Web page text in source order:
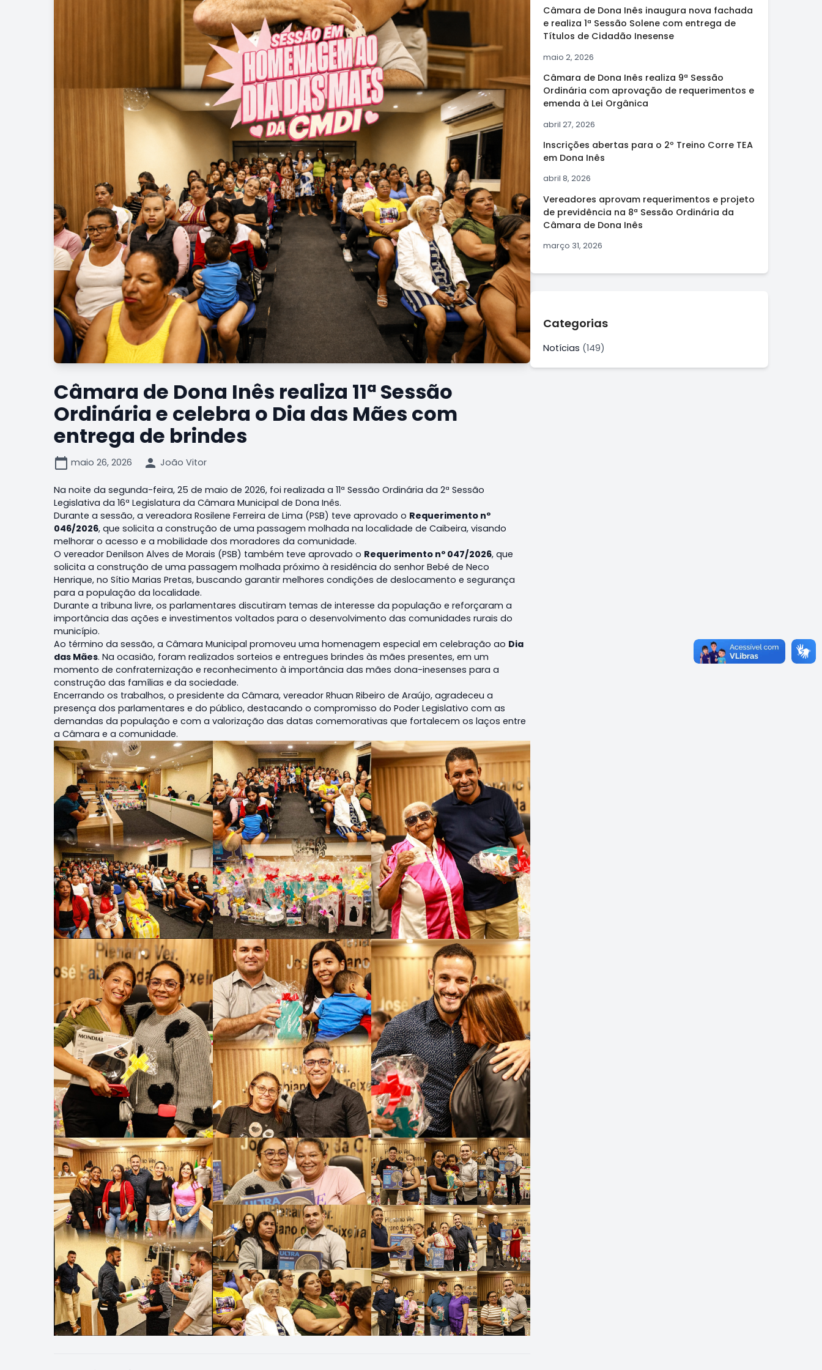
Câmara de Dona Inês realiza 11ª Sessão
Ordinária e celebra o Dia das Mães com
entrega de brindes
calendar_today maio 26, 2026 person João Vitor
Na noite da segunda-feira, 25 de maio de 2026, foi realizada a 11ª Sessão Ordinária da 2ª Sessão
Legislativa da 16ª Legislatura da Câmara Municipal de Dona Inês.
Durante a sessão, a vereadora Rosilene Ferreira de Lima (PSB) teve aprovado o Requerimento nº
046/2026, que solicita a construção de uma passagem molhada na localidade de Caibeira, visando
melhorar o acesso e a mobilidade dos moradores da comunidade.
O vereador Denilson Alves de Morais (PSB) também teve aprovado o Requerimento nº 047/2026, que
solicita a construção de uma passagem molhada próximo à residência do senhor Bebé de Neco
Henrique, no Sítio Marias Pretas, buscando garantir melhores condições de deslocamento e segurança
para a população da localidade.
Durante a tribuna livre, os parlamentares discutiram temas de interesse da população e reforçaram a
importância das ações e investimentos voltados para o desenvolvimento das comunidades rurais do
município.
Ao término da sessão, a Câmara Municipal promoveu uma homenagem especial em celebração ao Dia
das Mães. Na ocasião, foram realizados sorteios e entregues brindes às mães presentes, em um
momento de confraternização e reconhecimento à importância das mães dona-inesenses para a
construção das famílias e da sociedade.
Encerrando os trabalhos, o presidente da Câmara, vereador Rhuan Ribeiro de Araújo, agradeceu a
presença dos parlamentares e do público, destacando o compromisso do Poder Legislativo com as
demandas da população e com a valorização das datas comemorativas que fortalecem os laços entre
a Câmara e a comunidade.
Câmara de Dona Inês inaugura nova fachada
e realiza 1ª Sessão Solene com entrega de
Títulos de Cidadão Inesense
maio 2, 2026
Câmara de Dona Inês realiza 9ª Sessão
Ordinária com aprovação de requerimentos e
emenda à Lei Orgânica
abril 27, 2026
Inscrições abertas para o 2º Treino Corre TEA
em Dona Inês
abril 8, 2026
Vereadores aprovam requerimentos e projeto
de previdência na 8ª Sessão Ordinária da
Câmara de Dona Inês
março 31, 2026
Categorias
Notícias (149)